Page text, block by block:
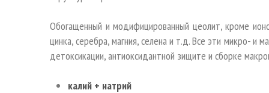
Обогащенный и модифицированный цеолит, кроме
цинка, серебра, магния, селена и т.д. Все эти микро- и
детоксикации, антиоксидантной зищите и сборке
калий + натрий